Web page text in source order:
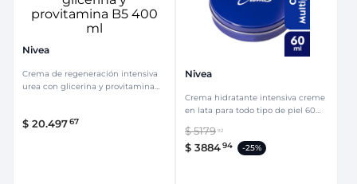
Nivea
Crema de regeneración intensiva
urea con glicerina y provitamina
$ 20.49767
Nivea
Crema hidratante intensiva creme
en lata para todo tipo de piel 60
$5179 92
$ 388494 -25%